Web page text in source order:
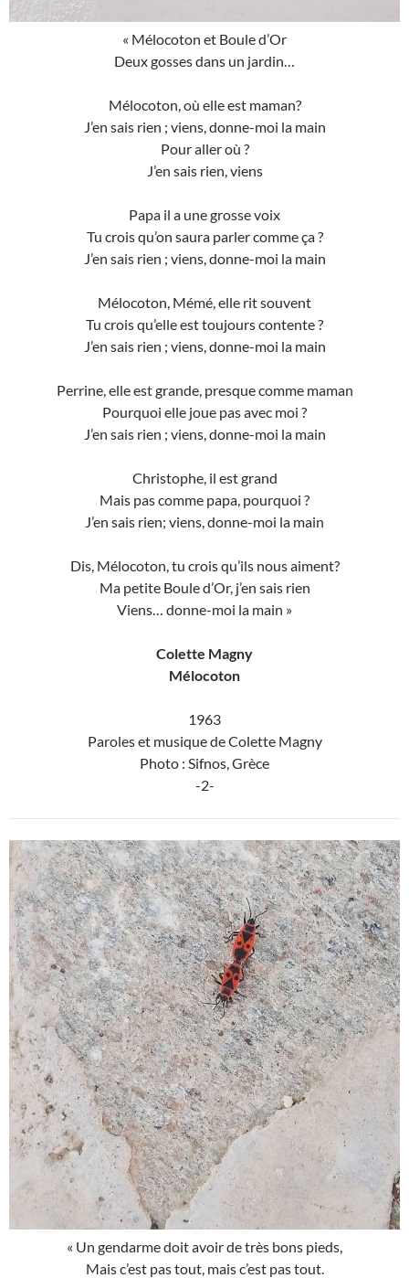
« Mélocoton et Boule d’Or
Deux gosses dans un jardin…
Mélocoton, où elle est maman?
J’en sais rien ; viens, donne-moi la main
Pour aller où ?
J’en sais rien, viens
Papa il a une grosse voix
Tu crois qu’on saura parler comme ça ?
J’en sais rien ; viens, donne-moi la main
Mélocoton, Mémé, elle rit souvent
Tu crois qu’elle est toujours contente ?
J’en sais rien ; viens, donne-moi la main
Perrine, elle est grande, presque comme maman
Pourquoi elle joue pas avec moi ?
J’en sais rien ; viens, donne-moi la main
Christophe, il est grand
Mais pas comme papa, pourquoi ?
J’en sais rien; viens, donne-moi la main
Dis, Mélocoton, tu crois qu’ils nous aiment?
Ma petite Boule d’Or, j’en sais rien
Viens… donne-moi la main »
Colette Magny
Mélocoton
1963
Paroles et musique de Colette Magny
Photo : Sifnos, Grèce
-2-
« Un gendarme doit avoir de très bons pieds,
Mais c’est pas tout, mais c’est pas tout.